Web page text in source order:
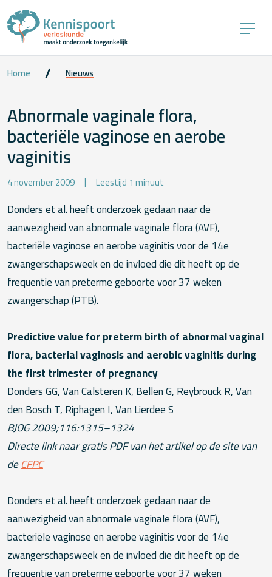
Home Nieuws
Abnormale vaginale flora,
bacteriële vaginose en aerobe
vaginitis
4 november 2009 Leestijd 1 minuut
Donders et al. heeft onderzoek gedaan naar de
aanwezigheid van abnormale vaginale flora (AVF),
bacteriële vaginose en aerobe vaginitis voor de 14e
zwangerschapsweek en de invloed die dit heeft op de
frequentie van preterme geboorte voor 37 weken
zwangerschap (PTB).
Predictive value for preterm birth of abnormal vaginal
flora, bacterial vaginosis and aerobic vaginitis during
the first trimester of pregnancy
Donders GG, Van Calsteren K, Bellen G, Reybrouck R, Van
den Bosch T, Riphagen I, Van Lierdee S
BJOG 2009;116:1315–1324
Directe link naar gratis PDF van het artikel op de site van
deCFPC
Donders et al. heeft onderzoek gedaan naar de
aanwezigheid van abnormale vaginale flora (AVF),
bacteriële vaginose en aerobe vaginitis voor de 14e
zwangerschapsweek en de invloed die dit heeft op de